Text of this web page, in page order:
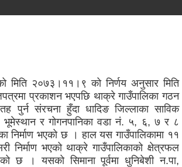
२०७३।११।९ को निर्णय अनुसार मिति
प्रकाशन भएपछि थाक्रे गाउँपालिका गठन
पुर्न संरचना हुँदा धादिङ जिल्लाका साविक
र गोगनपानिका वडा नं. ५, ६, ७ र ८
निर्माण भएको छ । हाल यस गाउँपालिकामा ११
निर्माण भएको थाक्रे गाउँपालिकाको क्षेत्रफल
छ । यसको सिमाना पूर्वमा धुनिबेशी न.पा,